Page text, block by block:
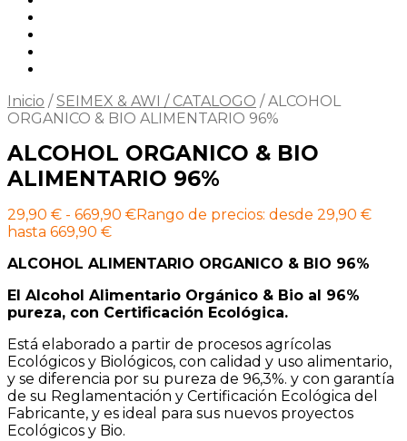
Inicio / SEIMEX & AWI / CATALOGO /ALCOHOL
ORGANICO & BIO ALIMENTARIO 96%
ALCOHOL ORGANICO & BIO
ALIMENTARIO 96%
29,90 € - 669,90 €Rango de precios: desde 29,90 €
hasta 669,90 €
ALCOHOL ALIMENTARIO ORGANICO & BIO 96%
El Alcohol Alimentario Orgánico & Bio al 96%
pureza, con Certificación Ecológica.
Está elaborado a partir de procesos agrícolas
Ecológicos y Biológicos, con calidad y uso alimentario,
y se diferencia por su pureza de 96,3%. y con garantía
de su Reglamentación y Certificación Ecológica del
Fabricante, y es ideal para sus nuevos proyectos
Ecológicos y Bio.